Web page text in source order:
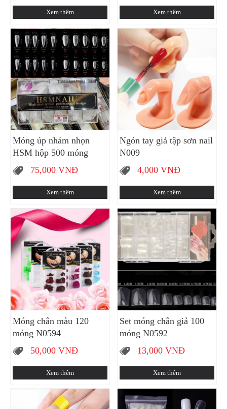
Xem thêm Xem thêm
Móng úp nhám nhọn
HSM hộp 500 móng
N125075,000VNĐ
Xem thêm
Ngón tay giả tập sơn nail
N009
4,000 VNĐ
Xem thêm
Móng chân màu 120
móng N0594
50,000VNĐ
Xem thêm
Set móng chân giả 100
móng N0592
13,000 VNĐ
Xem thêm